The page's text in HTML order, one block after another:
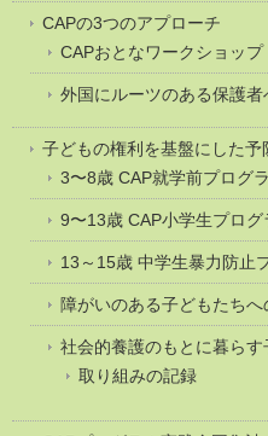
CAPの3つのアプローチ
CAPおとなワークショップ
外国にルーツのある保護
子どもの権利を基盤にした
3〜8歳 CAP就学前プログ
9〜13歳 CAP小学生プログ
13～15歳 中学生暴力防止
障がいのある子どもたちへ
社会的養護のもとに暮ら
取り組みの記録